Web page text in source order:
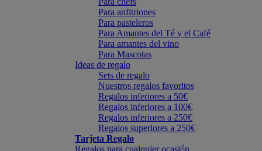
Para anfitriones
Para pasteleros
Para Amantes del Té y el Café
Para amantes del vino
Para Mascotas
Ideas de regalo
Sets de regalo
Nuestros regalos favoritos
Regalos inferiores a 50€
Regalos inferiores a 100€
Regalos inferiores a 250€
Regalos superiores a 250€
Tarjeta Regalo
Regalos para cualquier ocasión